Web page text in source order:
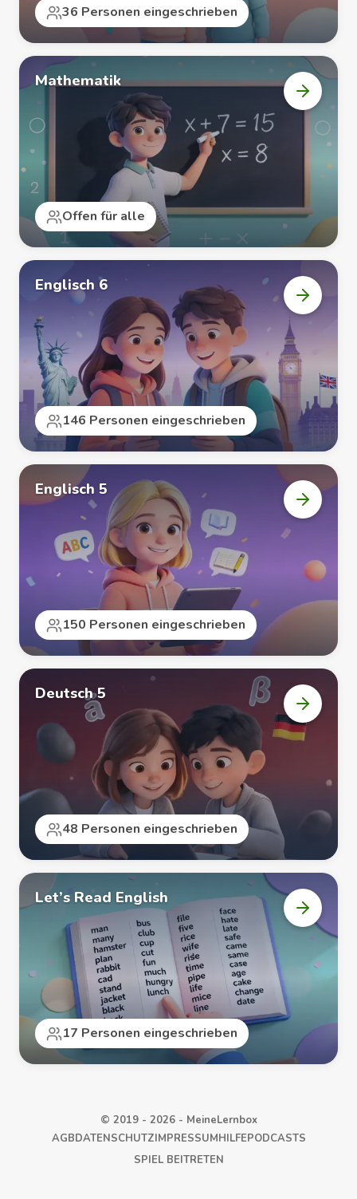
36 Personen eingeschrieben
Mathematik
Kurs
öffnen
Offen für alle
Englisch 6
Kurs
öffnen
146 Personen eingeschrieben
Englisch 5
Kurs
öffnen
150 Personen eingeschrieben
Deutsch 5
Kurs
„Deutsch
öffnen
48 Personen eingeschrieben
Let’s Read English
Kurs
„Let’s
Read
English“
17 Personen eingeschrieben
© 2019 - 2026 - MeineLernbox
AGBDATENSCHUTZIMPRESSUMHILFEPODCASTS
SPIEL BEITRETEN